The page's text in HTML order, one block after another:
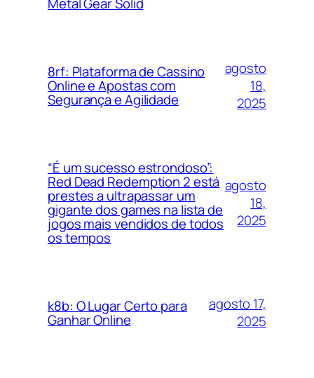
Metal Gear Solid
8rf: Plataforma de Cassino
Online e Apostas com
Segurança e Agilidade
agosto
18,
2025
“É um sucesso estrondoso”:
Red Dead Redemption 2 está
prestes a ultrapassar um
gigante dos games na lista de
jogos mais vendidos de todos
os tempos
agosto
18,
2025
k8b: O Lugar Certo para
Ganhar Online
agosto 17,
2025